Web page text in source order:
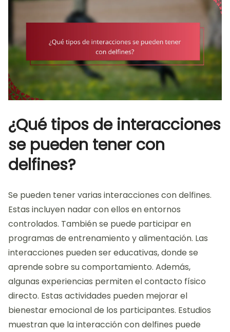
¿Qué tipos de interacciones
se pueden tener con
delfines?
Se pueden tener varias interacciones con delfines.
Estas incluyen nadar con ellos en entornos
controlados. También se puede participar en
programas de entrenamiento y alimentación. Las
interacciones pueden ser educativas, donde se
aprende sobre su comportamiento. Además,
algunas experiencias permiten el contacto físico
directo. Estas actividades pueden mejorar el
bienestar emocional de los participantes. Estudios
muestran que la interacción con delfines puede